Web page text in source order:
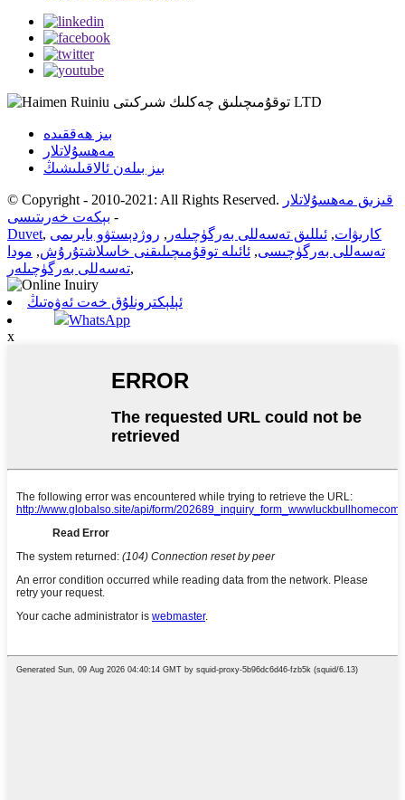
بىز ھەققىدە
مەھسۇلاتلار
بىز بىلەن ئالاقىلىشىڭ
© Copyright - 2010-2021: All Rights Reserved. قىزىق مەھسۇلاتلار
- بېكەت خەرىتىسى
Duvet, كارىۋات, ئىللىق تەسەللى بەرگۈچىلەر , روژدېستۋو بايرىمى
تەسەللى بەرگۈچىسى, ئائىلە توقۇمىچىلىقنى خاسلاشتۇرۇش, مودا
تەسەللى بەرگۈچىلەر,
ئېلېكترونلۇق خەت ئەۋەتىڭ
WhatsApp
x